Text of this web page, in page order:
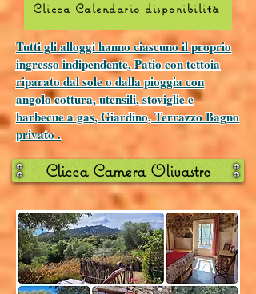
Clicca Calendario disponibilità
Tutti gli alloggi hanno ciascuno il proprio
ingresso indipendente, Patio con tettoia
riparato dal sole o dalla pioggia con
angolo cottura, utensili, stoviglie e
barbecue a gas, Giardino, Terrazzo Bagno
privato .
Clicca Camera Olivastro